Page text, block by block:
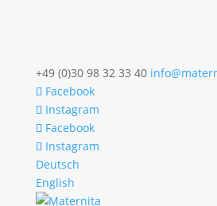
+49 (0)30 98 32 33 40
Facebook
Instagram
Facebook
Instagram
Deutsch
English